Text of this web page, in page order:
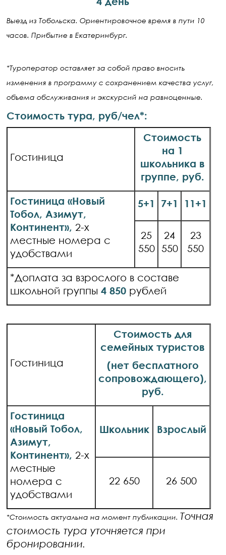
Выезд из Тобольска. Ориентировочное время в пути 10
часов. Прибытие в Екатеринбург.
*Туроператор оставляет за собой право вносить
изменения в программу с сохранением качества услуг,
объема обслуживания и экскурсий на равноценные.
Стоимость тура, руб/чел*:
Гостиница
Стоимость
на 1
школьника в
группе, руб.
Гостиница «Новый
Тобол, Азимут,
Континент», 2-х
местные номера с
удобствами
5+1 7+1 11+1
25
550
24
550
23
550
*Доплата за взрослого в составе
школьной группы4 850 рублей
Гостиница
Стоимость для
семейных туристов
(нет бесплатного
сопровождающего),
руб.
Гостиница
«Новый Тобол,
Азимут,
Континент», 2-х
местные
номера с
удобствами
Школьник Взрослый
22 650 26 500
*Стоимость актуальна на момент публикации. Точная
стоимость тура уточняется при
бронировании.